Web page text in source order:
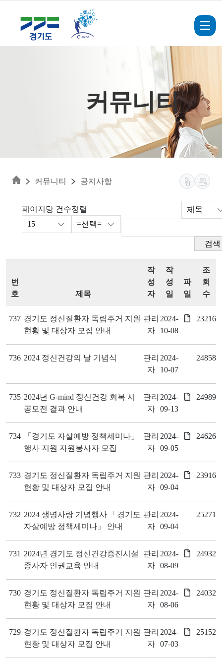
커뮤니티
커뮤니티 공지사항
페이지당 건수정렬
검색
번
호
제목
작
성
자
작
성
일
파
일
조
회
수
737 경기도 정신질환자 독립주거 지원
현황 및 대상자 모집 안내
관리
자
2024-
10-08
23216
736 2024 정신건강의 날 기념식
관리
자
2024-
10-07
24858
735 2024년 G-mind 정신건강 회복 시
공모전 결과 안내
관리
자
2024-
09-13
24989
734
「경기도 자살예방 정책세미나」
행사 지원 자원봉사자 모집
관리
자
2024-
09-05
24626
733 경기도 정신질환자 독립주거 지원
현황 및 대상자 모집 안내
관리
자
2024-
09-04
23916
732 2024 생명사랑 기념행사 「경기도
자살예방 정책세미나」 안내
관리
자
2024-
09-04
25271
731 2024년 경기도 정신건강증진시설
종사자 인권교육 안내
관리
자
2024-
08-09
24932
730 경기도 정신질환자 독립주거 지원
현황 및 대상자 모집 안내
관리
자
2024-
08-06
24032
729 경기도 정신질환자 독립주거 지원
현황 및 대상자 모집 안내
관리
자
2024-
07-03
25152